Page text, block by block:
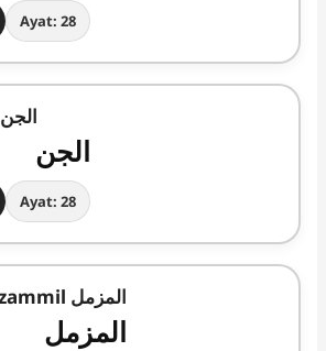
Ayat: 28
Al-Jinn الجن
الجن
Ayat: 28
Al-Muzzammil المزمل
المزمل